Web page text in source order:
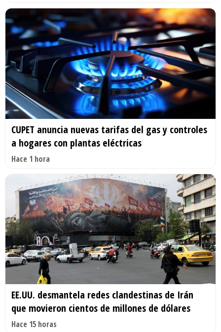
CUPET anuncia nuevas tarifas del gas y controles
a hogares con plantas eléctricas
Hace 1 hora
EE.UU. desmantela redes clandestinas de Irán
que movieron cientos de millones de dólares
Hace 15 horas